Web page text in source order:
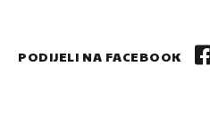
PODIJELI NA FACEBOOK